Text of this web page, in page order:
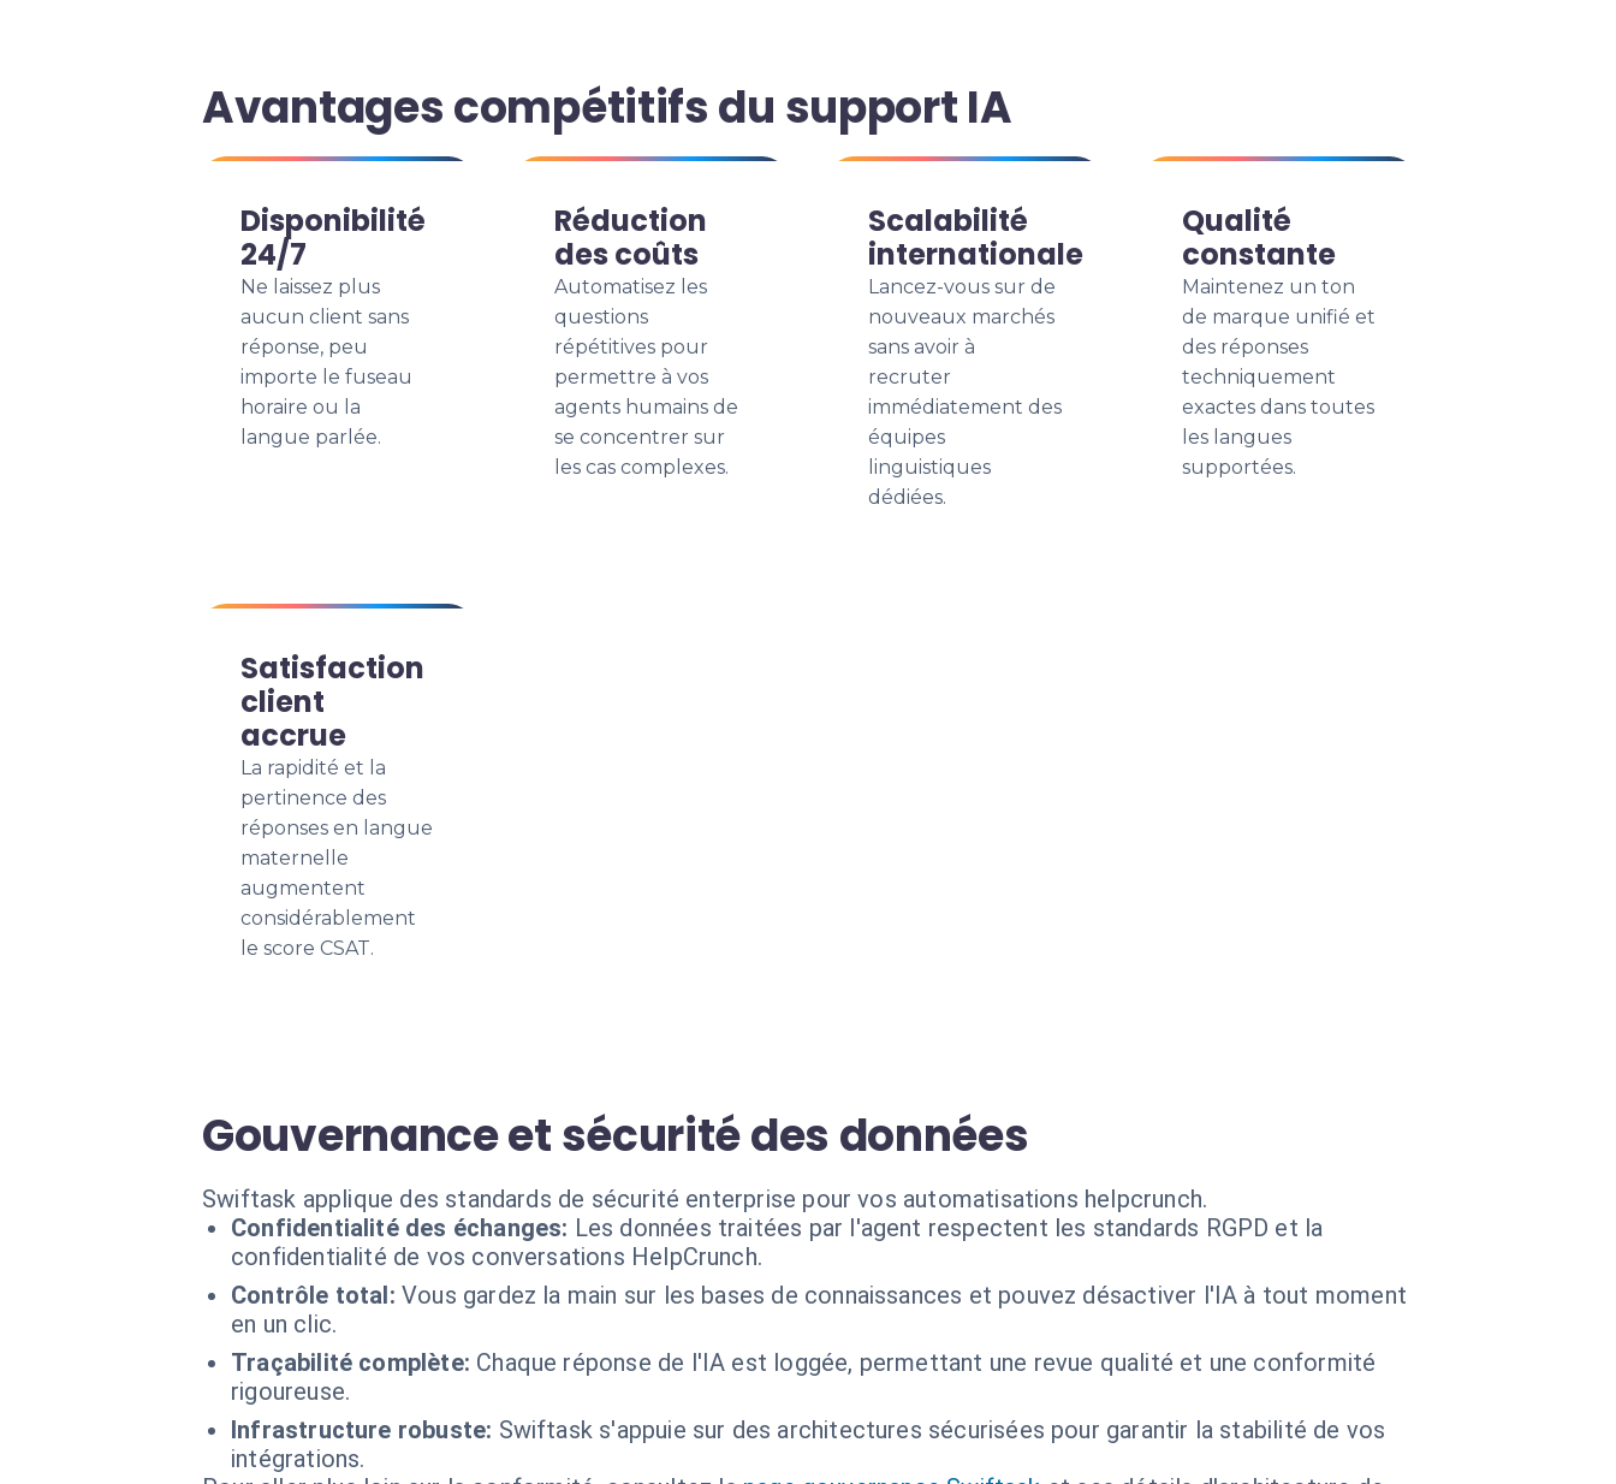
Avantages compétitifs du support IA
Disponibilité
24/7
Ne laissez plus
aucun client sans
réponse, peu
importe le fuseau
horaire ou la
langue parlée.
Réduction
des coûts
Automatisez les
questions
répétitives pour
permettre à vos
agents humains de
se concentrer sur
les cas complexes.
Scalabilité
internationale
Lancez-vous sur de
nouveaux marchés
sans avoir à
recruter
immédiatement des
équipes
linguistiques
dédiées.
Qualité
constante
Maintenez un ton
de marque unifié et
des réponses
techniquement
exactes dans toutes
les langues
supportées.
Satisfaction
client
accrue
La rapidité et la
pertinence des
réponses en langue
maternelle
augmentent
considérablement
le score CSAT.
Gouvernance et sécurité des données
Swiftask applique des standards de sécurité enterprise pour vos automatisations helpcrunch.
Confidentialité des échanges: Les données traitées par l'agent respectent les standards RGPD et la
confidentialité de vos conversations HelpCrunch.
Contrôle total: Vous gardez la main sur les bases de connaissances et pouvez désactiver l'IA à tout moment
en un clic.
Traçabilité complète: Chaque réponse de l'IA est loggée, permettant une revue qualité et une conformité
rigoureuse.
Infrastructure robuste: Swiftask s'appuie sur des architectures sécurisées pour garantir la stabilité de vos
intégrations.